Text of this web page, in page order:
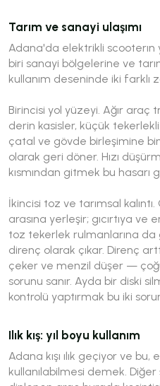
Tarım ve sanayi ulaşımı
Adana'da elektrikli scooterın
biri sanayi bölgelerine ve
kullanım deseninde iki farklı
Birincisi yol yüzeyi. Ağır
derin kasisler, küçük
çatal ve gövde birleşimine
olarak geri döner. Hızı
kısmından gitmek bu hasarı
İkincisi toz ve tarımsal
arasına yerleşir; gıcırtıya ve
toz tekerlek rulmanlarına da
direnç olarak çıkar. Direnç
çeker ve menzil düşer —
sorunu sanır. Ayda bir diski
kontrolü yaptırmak bu iki
Ilık kış: yıl boyu kullanım
Adana kışı ılık geçiyor ve bu,
kullanılabilmesi demek. Diğer